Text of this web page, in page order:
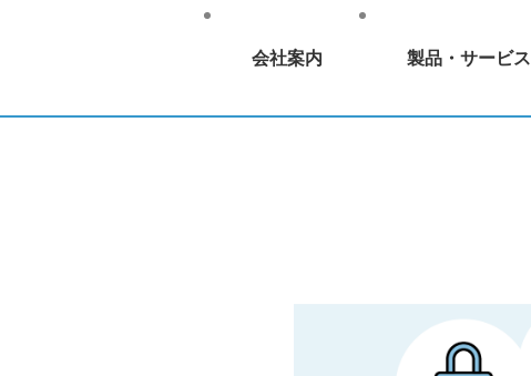
会社案内 製品・サービス